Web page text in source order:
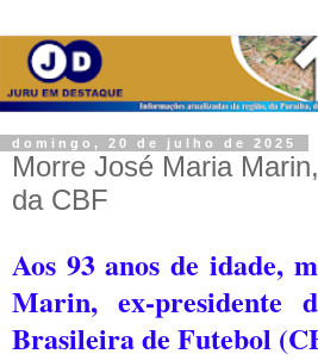
domingo, 20 de julho de 2025
Morre José Maria
da CBF
Aos 93 anos de idade,
Marin, ex-presidente
Brasileira de Futebol